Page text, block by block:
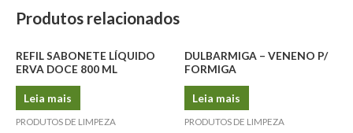
Produtos relacionados
REFIL SABONETE LÍQUIDO
ERVA DOCE 800 ML
Leia mais
PRODUTOS DE LIMPEZA
DULBARMIGA – VENENO P/
FORMIGA
Leia mais
PRODUTOS DE LIMPEZA